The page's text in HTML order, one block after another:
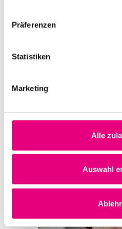
Präferenzen
Statistiken
Marketing
Alle
Auswahl
Immanuel Wilkins
Donnerstag, 10. Oktober
Alte Feuerwache
Deutschland
11